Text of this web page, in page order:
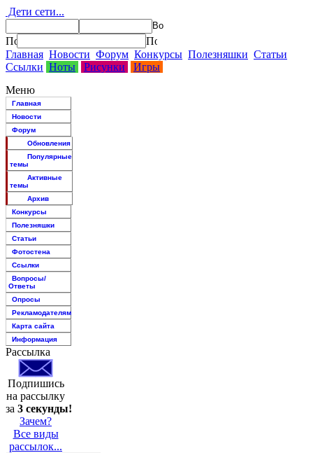
Дети сети...
Главная Новости Форум Конкурсы Полезняшки Статьи
Ссылки Ноты Рисунки
Игры
Меню
Главная
Новости
Форум
Обновления
Популярные
темы
Активные
темы
Архив
Конкурсы
Полезняшки
Статьи
Фотостена
Ссылки
Вопросы/
Ответы
Опросы
Рекламодателям
Карта сайта
Информация
Рассылка
Подпишись
на рассылку
за 3 секунды!
Зачем?
Все виды
рассылок...